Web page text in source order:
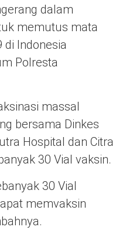
dalam
memutus mata
di Indonesia
Polresta
massal
bersama Dinkes
Hospital dan Citra
30 Vial vaksin.
30 Vial
memvaksin